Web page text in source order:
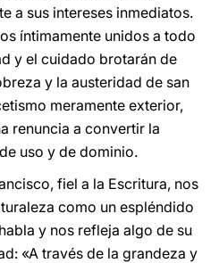
a sus intereses inmediatos.
íntimamente unidos a todo
y el cuidado brotarán de
y la austeridad de san
meramente exterior,
renuncia a convertir la
uso y de dominio.
fiel a la Escritura, nos
como un espléndido
y nos refleja algo de su
«A través de la grandeza y